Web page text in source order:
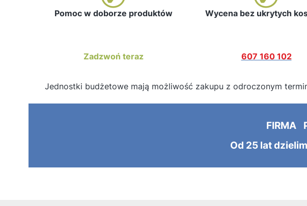
Pomoc w doborze produktów Wycena bez ukrytych
Zadzwoń teraz 607 160 102
Jednostki budżetowe mają możliwość zakupu z odroczonym
FIRMA
Od 25 lat